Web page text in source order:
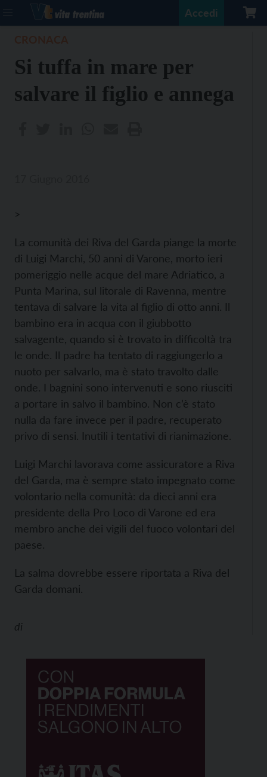
Accedi
Si tuffa in mare per
salvare il figlio e annega
>
La comunità dei Riva del Garda piange la morte
di Luigi Marchi, 50 anni di Varone, morto ieri
pomeriggio nelle acque del mare Adriatico, a
Punta Marina, sul litorale di Ravenna, mentre
tentava di salvare la vita al figlio di otto anni. Il
bambino era in acqua con il giubbotto
salvagente, quando si è trovato in difficoltà tra
le onde. Il padre ha tentato di raggiungerlo a
nuoto per salvarlo, ma è stato travolto dalle
onde. I bagnini sono intervenuti e sono riusciti
a portare in salvo il bambino. Non c’è stato
nulla da fare invece per il padre, recuperato
privo di sensi. Inutili i tentativi di rianimazione.
Luigi Marchi lavorava come assicuratore a Riva
del Garda, ma è sempre stato impegnato come
volontario nella comunità: da dieci anni era
presidente della Pro Loco di Varone ed era
membro anche dei vigili del fuoco volontari del
paese.
La salma dovrebbe essere riportata a Riva del
Garda domani.
di